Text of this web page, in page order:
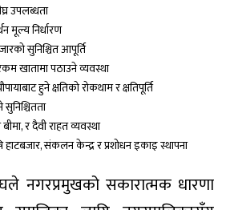
उपलब्धता
मूल्य निर्धारण
सुनिश्चित आपूर्ति
खातामा पठाउने व्यवस्था
हुने क्षतिको रोकथाम र क्षतिपूर्ति
र दैवी राहत व्यवस्था
संकलन केन्द्र र प्रशोधन इकाइ स्थापना
नगरप्रमुखको सकारात्मक धारणा